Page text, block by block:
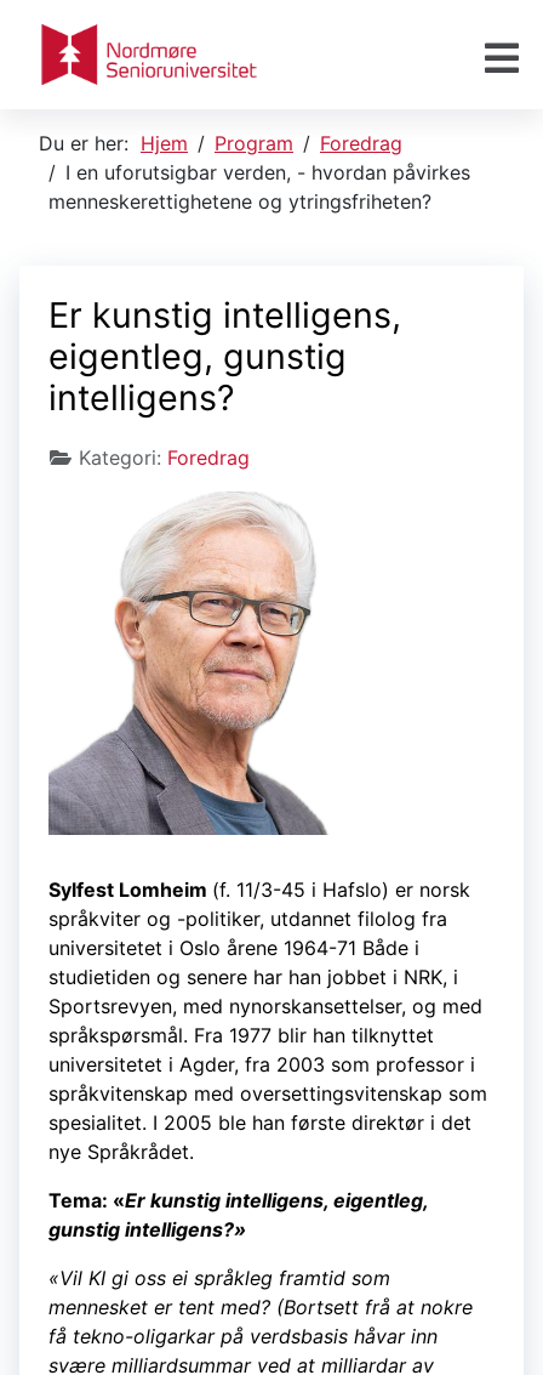
Du er her: Hjem Program
Foredrag
I en uforutsigbar verden, - hvordan påvirkes
menneskerettighetene og ytringsfriheten?
Er kunstig intelligens,
eigentleg, gunstig
intelligens?
Kategori: Foredrag
Sylfest Lomheim (f. 11/3-45 i Hafslo) er norsk
språkviter og -politiker, utdannet filolog fra
universitetet i Oslo årene 1964-71 Både i
studietiden og senere har han jobbet i NRK, i
Sportsrevyen, med nynorskansettelser, og med
språkspørsmål. Fra 1977 blir han tilknyttet
universitetet i Agder, fra 2003 som professor i
språkvitenskap med oversettingsvitenskap som
spesialitet. I 2005 ble han første direktør i det
nye Språkrådet.
Tema: «Er kunstig intelligens, eigentleg,
gunstig intelligens?»
«Vil KI gi oss ei språkleg framtid som
mennesket er tent med? (Bortsett frå at nokre
få tekno-oligarkar på verdsbasis håvar inn
svære milliardsummar ved at milliardar av